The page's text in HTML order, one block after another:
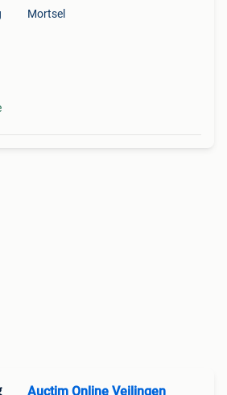
Mortsel
Auctim Online Veilingen